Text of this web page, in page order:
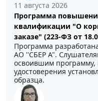
11 августа 2026
Программа
квалификации "О
заказе" (223-ФЗ от
Программа
АО ''СБЕР А".
освоившим программу,
удостоверения
образца.